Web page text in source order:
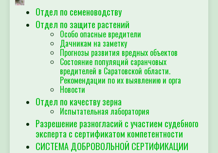
Отдел по семеноводству
Отдел по защите растений
Особо опасные вредители
Дачникам на заметку
Прогнозы развития вредных объектов
Состояние популяций саранчовых
вредителей в Саратовской области.
Рекомендации по их выявлению и орга
Новости
Отдел по качеству зерна
Испытательная лаборатория
Разрешение разногласий с участием судебного
эксперта с сертификатом компетентности
СИСТЕМА ДОБРОВОЛЬНОЙ СЕРТИФИКАЦИИ